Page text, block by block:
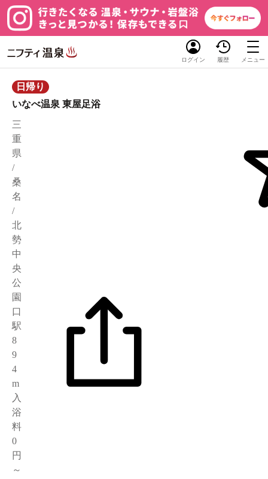
ログイン 履歴 メニュー
日帰り
いなべ温泉 東屋足浴
三
重
県
/
桑
名
/
北
勢
中
央
公
園
口
駅
8
9
4
m
入
浴
料
0
円
～